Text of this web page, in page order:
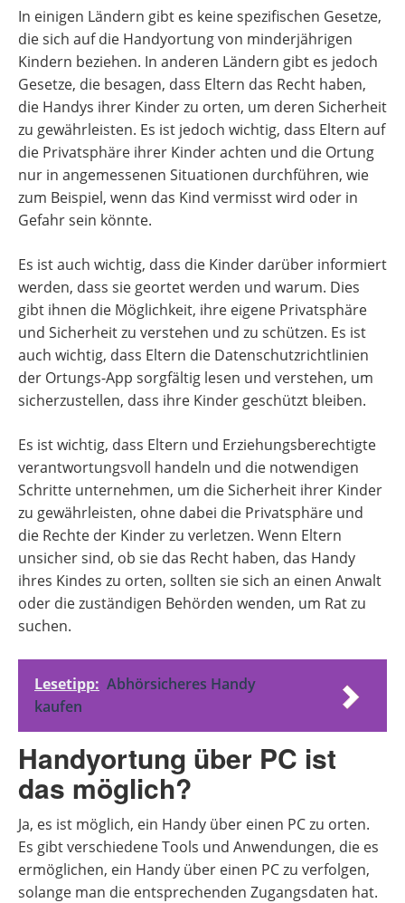
In einigen Ländern gibt es keine spezifischen Gesetze,
die sich auf die Handyortung von minderjährigen
Kindern beziehen. In anderen Ländern gibt es jedoch
Gesetze, die besagen, dass Eltern das Recht haben,
die Handys ihrer Kinder zu orten, um deren Sicherheit
zu gewährleisten. Es ist jedoch wichtig, dass Eltern auf
die Privatsphäre ihrer Kinder achten und die Ortung
nur in angemessenen Situationen durchführen, wie
zum Beispiel, wenn das Kind vermisst wird oder in
Gefahr sein könnte.
Es ist auch wichtig, dass die Kinder darüber informiert
werden, dass sie geortet werden und warum. Dies
gibt ihnen die Möglichkeit, ihre eigene Privatsphäre
und Sicherheit zu verstehen und zu schützen. Es ist
auch wichtig, dass Eltern die Datenschutzrichtlinien
der Ortungs-App sorgfältig lesen und verstehen, um
sicherzustellen, dass ihre Kinder geschützt bleiben.
Es ist wichtig, dass Eltern und Erziehungsberechtigte
verantwortungsvoll handeln und die notwendigen
Schritte unternehmen, um die Sicherheit ihrer Kinder
zu gewährleisten, ohne dabei die Privatsphäre und
die Rechte der Kinder zu verletzen. Wenn Eltern
unsicher sind, ob sie das Recht haben, das Handy
ihres Kindes zu orten, sollten sie sich an einen Anwalt
oder die zuständigen Behörden wenden, um Rat zu
suchen.
Lesetipp: Abhörsicheres Handy
kaufen
Handyortung über PC ist
das möglich?
Ja, es ist möglich, ein Handy über einen PC zu orten.
Es gibt verschiedene Tools und Anwendungen, die es
ermöglichen, ein Handy über einen PC zu verfolgen,
solange man die entsprechenden Zugangsdaten hat.